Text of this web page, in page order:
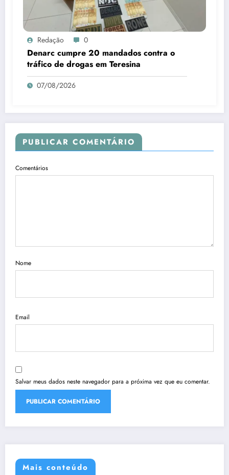
Redação 0
Denarc cumpre 20 mandados contra o
tráfico de drogas em Teresina
07/08/2026
PUBLICAR COMENTÁRIO
Comentários
Nome
Email
Salvar meus dados neste navegador para a próxima vez que eu comentar.
Mais conteúdo